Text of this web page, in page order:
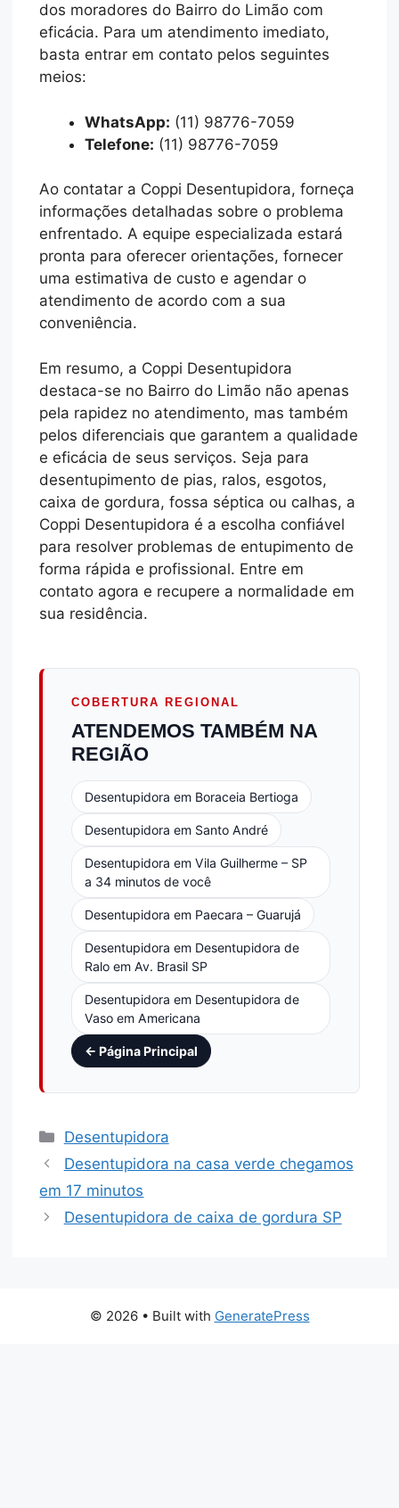
dos moradores do Bairro do Limão com
eficácia. Para um atendimento imediato,
basta entrar em contato pelos seguintes
meios:
WhatsApp: (11) 98776-7059
Telefone: (11) 98776-7059
Ao contatar a Coppi Desentupidora, forneça
informações detalhadas sobre o problema
enfrentado. A equipe especializada estará
pronta para oferecer orientações, fornecer
uma estimativa de custo e agendar o
atendimento de acordo com a sua
conveniência.
Em resumo, a Coppi Desentupidora
destaca-se no Bairro do Limão não apenas
pela rapidez no atendimento, mas também
pelos diferenciais que garantem a qualidade
e eficácia de seus serviços. Seja para
desentupimento de pias, ralos, esgotos,
caixa de gordura, fossa séptica ou calhas, a
Coppi Desentupidora é a escolha confiável
para resolver problemas de entupimento de
forma rápida e profissional. Entre em
contato agora e recupere a normalidade em
sua residência.
COBERTURA REGIONAL
ATENDEMOS TAMBÉM NA
REGIÃO
Desentupidora em Boraceia Bertioga
Desentupidora em Santo André
Desentupidora em Vila Guilherme – SP
a 34 minutos de você
Desentupidora em Paecara – Guarujá
Desentupidora em Desentupidora de
Ralo em Av. Brasil SP
Desentupidora em Desentupidora de
Vaso em Americana
← Página Principal
Desentupidora
Desentupidora na casa verde chegamos
em 17 minutos
Desentupidora de caixa de gordura SP
© 2026 • Built with GeneratePress